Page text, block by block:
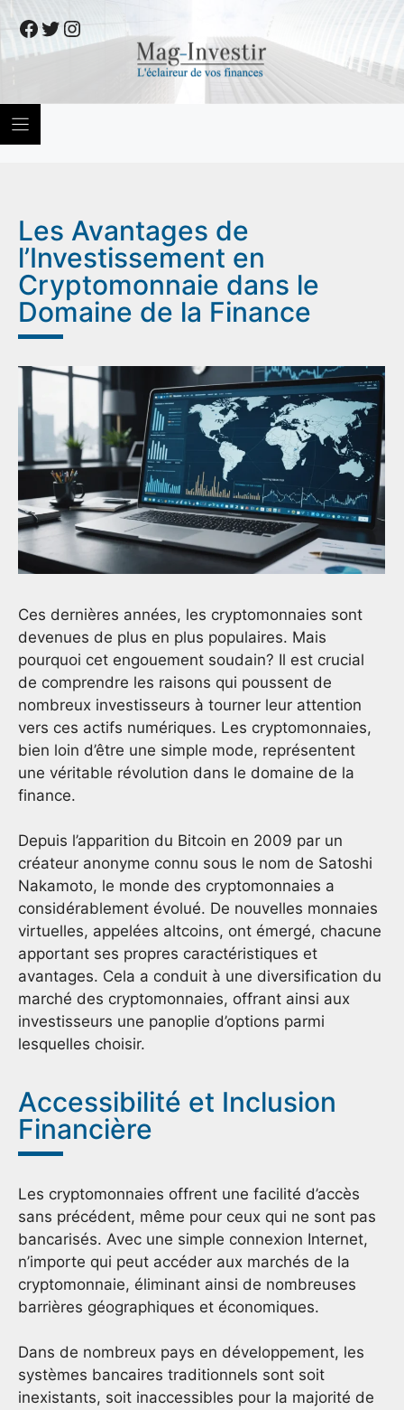
to
content
Facebook
Twitter
Instagram
Les Avantages de
l’Investissement en
Cryptomonnaie dans le
Domaine de la Finance
Ces dernières années, les cryptomonnaies sont
devenues de plus en plus populaires. Mais
pourquoi cet engouement soudain? Il est crucial
de comprendre les raisons qui poussent de
nombreux investisseurs à tourner leur attention
vers ces actifs numériques. Les cryptomonnaies,
bien loin d’être une simple mode, représentent
une véritable révolution dans le domaine de la
finance.
Depuis l’apparition du Bitcoin en 2009 par un
créateur anonyme connu sous le nom de Satoshi
Nakamoto, le monde des cryptomonnaies a
considérablement évolué. De nouvelles monnaies
virtuelles, appelées altcoins, ont émergé, chacune
apportant ses propres caractéristiques et
avantages. Cela a conduit à une diversification du
marché des cryptomonnaies, offrant ainsi aux
investisseurs une panoplie d’options parmi
lesquelles choisir.
Accessibilité et Inclusion
Financière
Les cryptomonnaies offrent une facilité d’accès
sans précédent, même pour ceux qui ne sont pas
bancarisés. Avec une simple connexion Internet,
n’importe qui peut accéder aux marchés de la
cryptomonnaie, éliminant ainsi de nombreuses
barrières géographiques et économiques.
Dans de nombreux pays en développement, les
systèmes bancaires traditionnels sont soit
inexistants, soit inaccessibles pour la majorité de